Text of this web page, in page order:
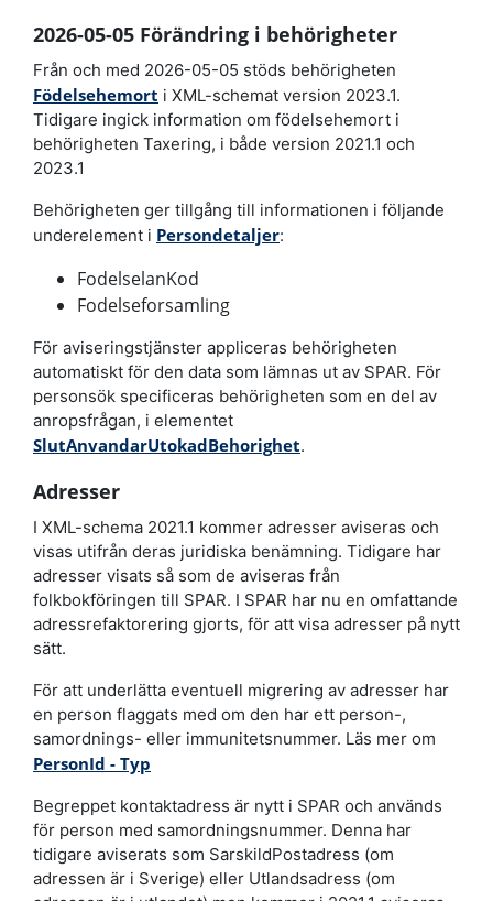
2026-05-05 Förändring i behörigheter
Från och med 2026-05-05 stöds behörigheten
Födelsehemort i XML-schemat version 2023.1.
Tidigare ingick information om födelsehemort i
behörigheten Taxering, i både version 2021.1 och
2023.1
Behörigheten ger tillgång till informationen i följande
underelement i Persondetaljer:
FodelselanKod
Fodelseforsamling
För aviseringstjänster appliceras behörigheten
automatiskt för den data som lämnas ut av SPAR. För
personsök specificeras behörigheten som en del av
anropsfrågan, i elementet
SlutAnvandarUtokadBehorighet.
Adresser
I XML-schema 2021.1 kommer adresser aviseras och
visas utifrån deras juridiska benämning. Tidigare har
adresser visats så som de aviseras från
folkbokföringen till SPAR. I SPAR har nu en omfattande
adressrefaktorering gjorts, för att visa adresser på nytt
sätt.
För att underlätta eventuell migrering av adresser har
en person flaggats med om den har ett person-,
samordnings- eller immunitetsnummer. Läs mer om
PersonId - Typ
Begreppet kontaktadress är nytt i SPAR och används
för person med samordningsnummer. Denna har
tidigare aviserats som SarskildPostadress (om
adressen är i Sverige) eller Utlandsadress (om